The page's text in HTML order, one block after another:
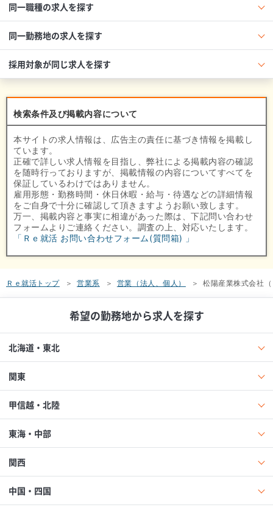
同一職種の求人を探す
同一勤務地の求人を探す
採用対象が同じ求人を探す
検索条件及び掲載内容について
本サイトの求人情報は、広告主の責任に基づき情報を掲載し
ています。
正確で詳しい求人情報を目指し、弊社による掲載内容の確認
を随時行っておりますが、掲載情報の内容についてすべてを
保証しているわけではありません。
雇用形態・勤務時間・休日休暇・給与・待遇などの詳細情報
をご自身で十分に確認して頂きますようお願い致します。
万一、掲載内容と事実に相違があった際は、下記問い合わせ
フォームよりご連絡ください。調査の上、対応いたします。
「Ｒｅ就活 お問い合わせフォーム(質問箱) 」
Ｒｅ就活トップ 営業系 営業（法人、個人） 松陽産業株式会社
希望の勤務地から求人を探す
北海道・東北
関東
甲信越・北陸
東海・中部
関西
中国・四国